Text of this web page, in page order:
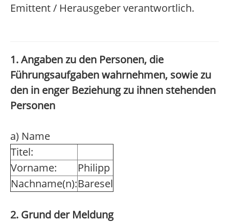
Emittent / Herausgeber verantwortlich.
1. Angaben zu den Personen, die
Führungsaufgaben wahrnehmen, sowie zu
den in enger Beziehung zu ihnen stehenden
Personen
a) Name
Titel:
Vorname:
Philipp
Nachname(n):Baresel
2. Grund der Meldung